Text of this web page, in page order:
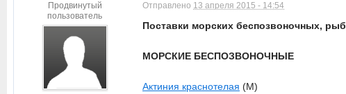
Продвинутый
пользователь
Отправлено 13 апреля 2015 - 14:54
Поставки морских беспозвоночных,
МОРСКИЕ БЕСПОЗВОНОЧНЫЕ
Актиния краснотелая (M)